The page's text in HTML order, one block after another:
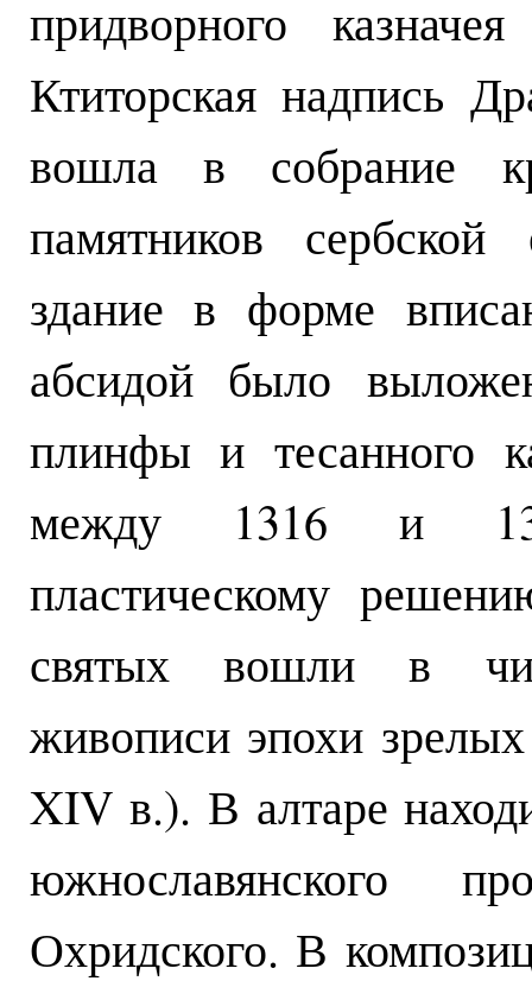
придворного
Ктиторская надпись
вошла в собрание
памятников сербской
здание в форме
абсидой было
плинфы и тесанного
между 1316 и
пластическому
святых вошли в
живописи эпохи
XIV в.). В алтаре
южнославянского
Охридского. В